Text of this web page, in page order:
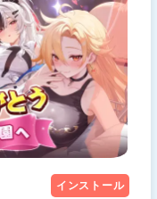
インストール